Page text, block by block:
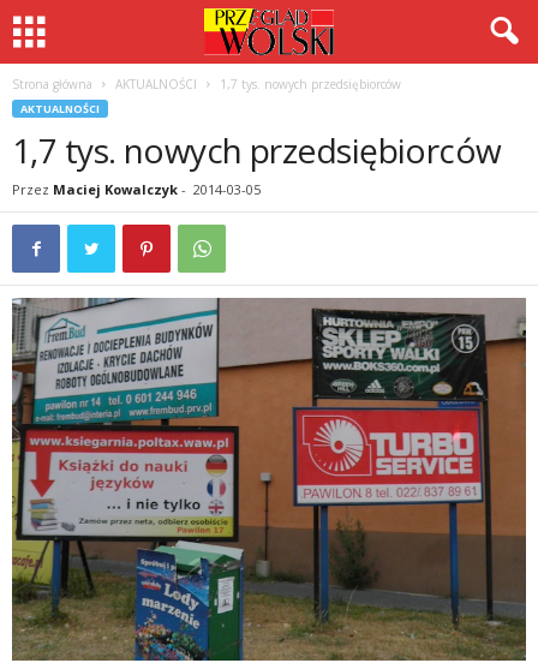
Strona główna AKTUALNOŚCI 1,7 tys. nowych przedsiębiorców
AKTUALNOŚCI
1,7 tys. nowych przedsiębiorców
Przez Maciej Kowalczyk - 2014-03-05